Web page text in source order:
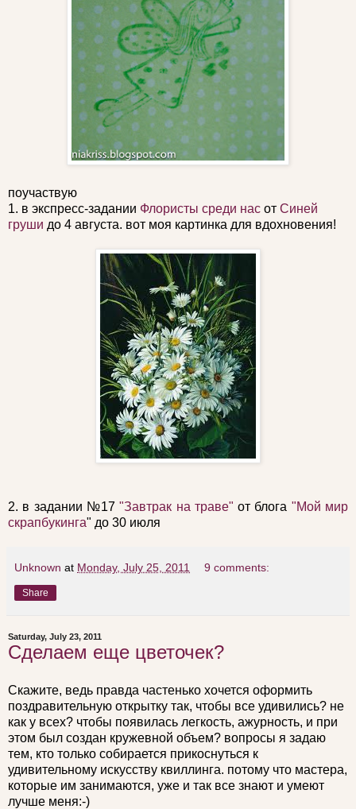
поучаствую
1. в экспресс-задании Флористы среди нас от Синей
груши до 4 августа. вот моя картинка для вдохновения!
2. в задании №17"Завтрак на траве"от блога "Мой мир
скрапбукинга" до 30 июля
Unknown at Monday, July 25, 2011 9 comments:
Share
Saturday, July 23, 2011
Сделаем еще цветочек?
Скажите, ведь правда частенько хочется оформить
поздравительную открытку так, чтобы все удивились? не
как у всех? чтобы появилась легкость, ажурность, и при
этом был создан кружевной объем? вопросы я задаю
тем, кто только собирается прикоснуться к
удивительному искусству квиллинга. потому что мастера,
которые им занимаются, уже и так все знают и умеют
лучше меня:-)